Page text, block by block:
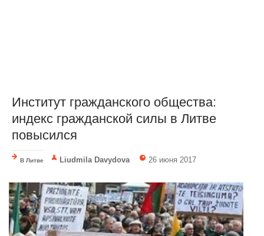
Институт гражданского общества:
индекс гражданской силы в Литве
повысился
В Литве Liudmila Davydova 26 июня 2017